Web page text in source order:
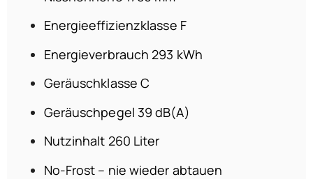
Energieeffizienzklasse F
Energieverbrauch 293 kWh
Geräuschklasse C
Geräuschpegel 39 dB(A)
Nutzinhalt 260 Liter
No-Frost – nie wieder abtauen